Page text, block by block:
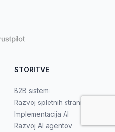
STORITVE
B2B sistemi
Razvoj spletnih strani
Implementacija AI
Razvoj AI agentov